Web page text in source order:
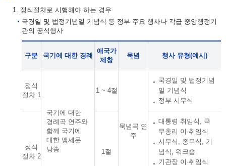
1. 정식절차로 시행해야 하는 경우
국경일 및 법정기념일 기념식 등 정부 주요 행사나 각급 중앙행정기
관의 공식행사
구분 국기에 대한 경례
애국가
제창
묵념 행사 유형(예시)
정식
절차 1
국기에 대한
경례곡 연주와
함께 국기에
대한 맹세문
낭송
1 ~ 4절
묵념곡 연
주
국경일 및 법정기념
일 기념식
정부 시무식
정식
절차 2
1절
대통령 취임식, 국
무총리 이·취임식
시무식, 종무식, 기
념식, 워크숍
기관장 이·취임식